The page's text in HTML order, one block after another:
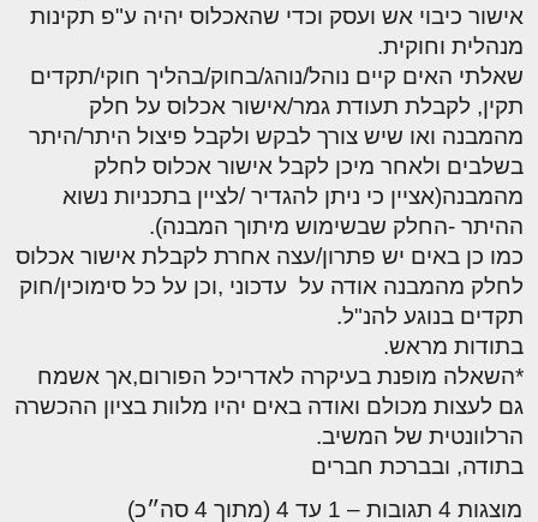
אישור כיבוי אש ועסק וכדי שהאכלוס יהיה ע"פ תקינות
מנהלית וחוקית.
שאלתי האים קיים נוהל/נוהג/בחוק/בהליך חוקי/תקדים
תקין, לקבלת תעודת גמר/אישור אכלוס על חלק
מהמבנה ואו שיש צורך לבקש ולקבל פיצול היתר/היתר
בשלבים ולאחר מיכן לקבל אישור אכלוס לחלק
מהמבנה(אציין כי ניתן להגדיר /לציין בתכניות נשוא
ההיתר -החלק שבשימוש מיתוך המבנה).
כמו כן באים יש פתרון/עצה אחרת לקבלת אישור אכלוס
לחלק מהמבנה אודה על עדכוני ,וכן על כל סימוכין/חוק
תקדים בנוגע להנ"ל.
בתודות מראש.
*השאלה מופנת בעיקרה לאדריכל הפורום,אך אשמח
גם לעצות מכולם ואודה באים יהיו מלוות בציון ההכשרה
הרלוונטית של המשיב.
בתודה, ובברכת חברים
מוצגות 4 תגובות – 1 עד 4 (מתוך 4 סה״כ)